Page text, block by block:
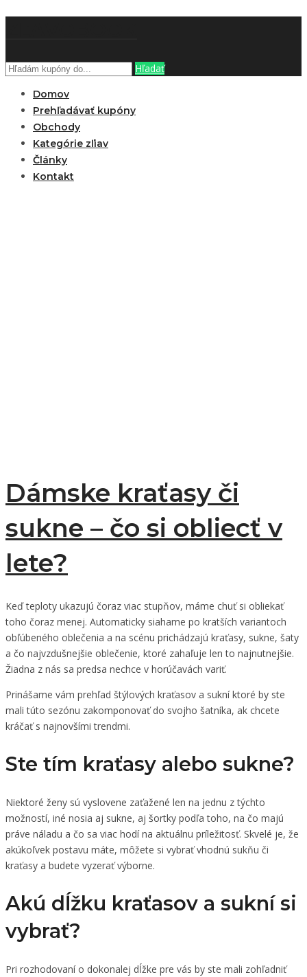
Hľadať
Domov
Prehľadávať kupóny
Obchody
Kategórie zľiav
Články
Kontakt
Dámske kraťasy či
sukne – čo si obliecť v
lete?
Keď teploty ukazujú čoraz viac stupňov, máme chuť si obliekať
toho čoraz menej. Automaticky siahame po kratších variantoch
obľúbeného oblečenia a na scénu prichádzajú kraťasy, sukne, šaty
a čo najvzdušnejšie oblečenie, ktoré zahaľuje len to najnutnejšie.
Žiadna z nás sa predsa nechce v horúčavách variť.
Prinášame vám prehľad štýlových kraťasov a sukní ktoré by ste
mali túto sezónu zakomponovať do svojho šatníka, ak chcete
kráčať s najnovšími trendmi.
Ste tím kraťasy alebo sukne?
Niektoré ženy sú vyslovene zaťažené len na jednu z týchto
možností, iné nosia aj sukne, aj šortky podľa toho, na čo majú
práve náladu a čo sa viac hodí na aktuálnu príležitosť. Skvelé je, že
akúkoľvek postavu máte, môžete si vybrať vhodnú sukňu či
kraťasy a budete vyzerať výborne.
Akú dĺžku kraťasov a sukní si
vybrať?
Pri rozhodovaní o dokonalej dĺžke pre vás by ste mali zohľadniť